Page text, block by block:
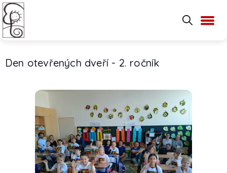
Den otevřených dveří - 2. ročník